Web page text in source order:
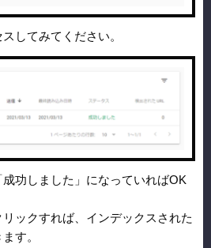
してみてください。
功しました」になっていればOK
ックすれば、インデックスされた
す。